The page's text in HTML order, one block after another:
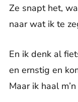
Ze snapt het,
naar wat ik te
En ik denk al
en ernstig en
Maar ik haal